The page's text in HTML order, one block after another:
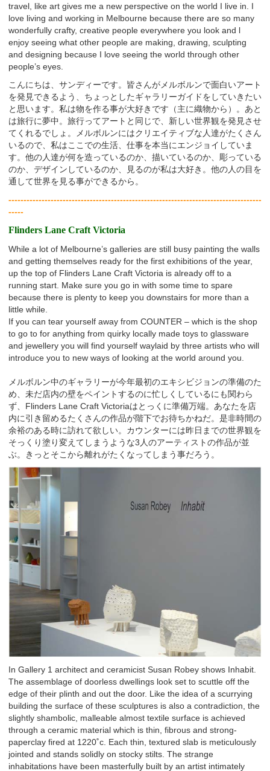
travel, like art gives me a new perspective on the world I live in. I
love living and working in Melbourne because there are so many
wonderfully crafty, creative people everywhere you look and l
enjoy seeing what other people are making, drawing, sculpting
and designing because I love seeing the world through other
people’s eyes.
こんにちは、サンディーです。皆さんがメルボルンで面白いアート
を発見できるよう、ちょっとしたギャラリーガイドをしていきたい
と思います。私は物を作る事が大好きです（主に織物から）。あと
は旅行に夢中。旅行ってアートと同じで、新しい世界観を発見させ
てくれるでしょ。メルボルンにはクリエイティブな人達がたくさん
いるので、私はここでの生活、仕事を本当にエンジョイしていま
す。他の人達が何を造っているのか、描いているのか、彫っている
のか、デザインしているのか、見るのが私は大好き。他の人の目を
通して世界を見る事ができるから。
------------------------------------------------------------------------------------
-----
Flinders Lane Craft Victoria
While a lot of Melbourne’s galleries are still busy painting the walls
and getting themselves ready for the first exhibitions of the year,
up the top of Flinders Lane Craft Victoria is already off to a
running start. Make sure you go in with some time to spare
because there is plenty to keep you downstairs for more than a
little while.
If you can tear yourself away from COUNTER – which is the shop
to go to for anything from quirky locally made toys to glassware
and jewellery you will find yourself waylaid by three artists who will
introduce you to new ways of looking at the world around you.
メルボルン中のギャラリーが今年最初のエキシビジョンの準備のた
め、未だ店内の壁をペイントするのに忙しくしているにも関わら
ず、Flinders Lane Craft Victoriaはとっくに準備万端。あなたを店
内に引き留めるたくさんの作品が階下でお待ちかねだ。是非時間の
余裕のある時に訪れて欲しい。カウンターには昨日までの世界観を
そっくり塗り変えてしまうような3人のアーティストの作品が並
ぶ。きっとそこから離れがたくなってしまう事だろう。
In Gallery 1 architect and ceramicist Susan Robey shows Inhabit.
The assemblage of doorless dwellings look set to scuttle off the
edge of their plinth and out the door. Like the idea of a scurrying
building the surface of these sculptures is also a contradiction, the
slightly shambolic, malleable almost textile surface is achieved
through a ceramic material which is thin, fibrous and strong-
paperclay fired at 1220˚c. Each thin, textured slab is meticulously
jointed and stands solidly on stocky stilts. The strange
inhabitations have been masterfully built by an artist intimately